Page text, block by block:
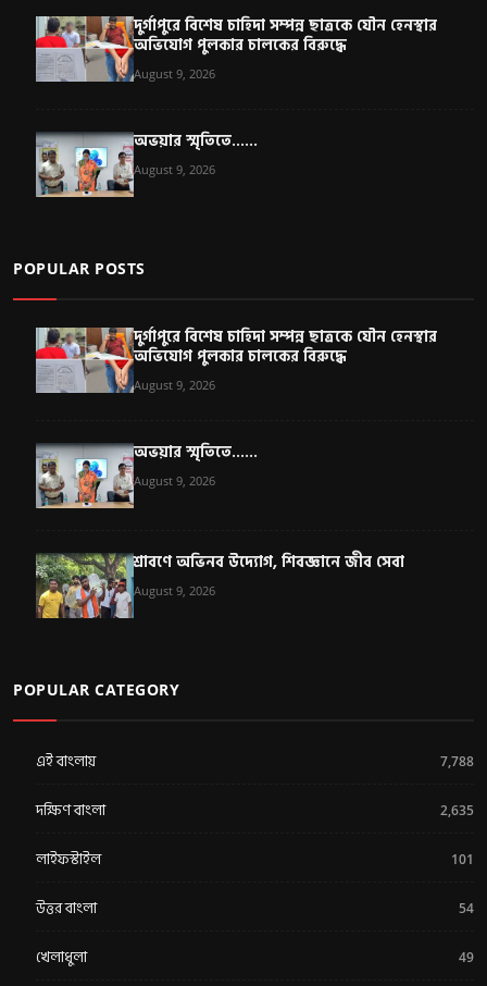
দুর্গাপুরে বিশেষ চাহিদা সম্পন্ন ছাত্রকে যৌন হেনস্থার
অভিযোগ পুলকার চালকের বিরুদ্ধে
August 9, 2026
অভয়ার স্মৃতিতে......
August 9, 2026
POPULAR POSTS
দুর্গাপুরে বিশেষ চাহিদা সম্পন্ন ছাত্রকে যৌন হেনস্থার
অভিযোগ পুলকার চালকের বিরুদ্ধে
August 9, 2026
অভয়ার স্মৃতিতে......
August 9, 2026
শ্রাবণে অভিনব উদ্যোগ, শিবজ্ঞানে জীব সেবা
August 9, 2026
POPULAR CATEGORY
এই বাংলায় 7,788
দক্ষিণ বাংলা 2,635
লাইফস্টাইল 101
উত্তর বাংলা 54
খেলাধুলা 49